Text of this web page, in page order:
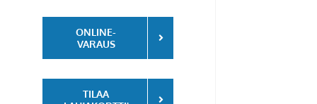
ONLINE-
VARAUS
TILAA